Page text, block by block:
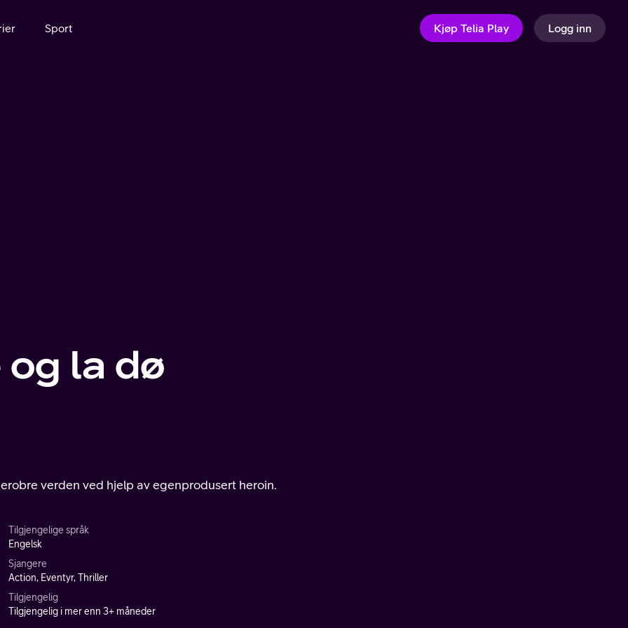
Sport Kjøp Telia Play Logg inn
og la dø
verden ved hjelp av egenprodusert heroin.
Tilgjengelige språk
Engelsk
Sjangere
Action, Eventyr, Thriller
Tilgjengelig
Tilgjengelig i mer enn 3+ måneder